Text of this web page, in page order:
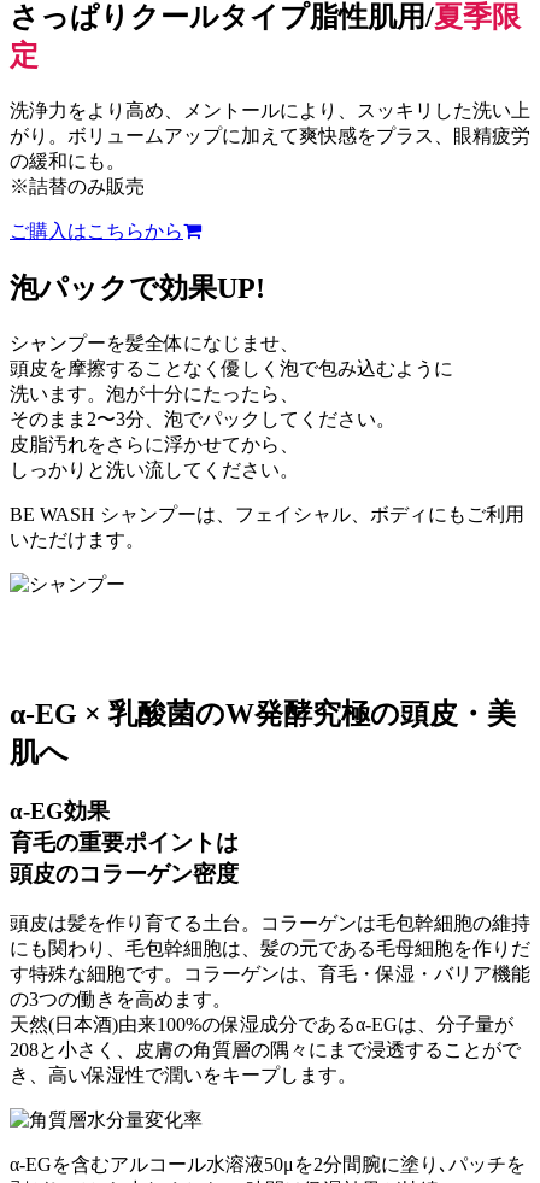
さっぱりクールタイプ脂性肌用/夏季限
定
洗浄力をより高め、メントールにより、スッキリした洗い上
がり。ボリュームアップに加えて爽快感をプラス、眼精疲労
の緩和にも。
※詰替のみ販売
ご購入はこちらから
泡パックで効果UP!
シャンプーを髪全体になじませ、
頭皮を摩擦することなく優しく泡で包み込むように
洗います。泡が十分にたったら、
そのまま2〜3分、泡でパックしてください。
皮脂汚れをさらに浮かせてから、
しっかりと洗い流してください。
BE WASH シャンプーは、フェイシャル、ボディにもご利用
いただけます。
α-EG × 乳酸菌のW発酵究極の頭皮・美
肌へ
α-EG効果
育毛の重要ポイントは
頭皮のコラーゲン密度
頭皮は髪を作り育てる土台。コラーゲンは毛包幹細胞の維持
にも関わり、毛包幹細胞は、髪の元である毛母細胞を作りだ
す特殊な細胞です。コラーゲンは、育毛・保湿・バリア機能
の3つの働きを高めます。
天然(日本酒)由来100%の保湿成分であるα-EGは、分子量が
208と小さく、皮膚の角質層の隅々にまで浸透することがで
き、高い保湿性で潤いをキープします。
α-EGを含むアルコール水溶液50μを2分間腕に塗り､パッチを